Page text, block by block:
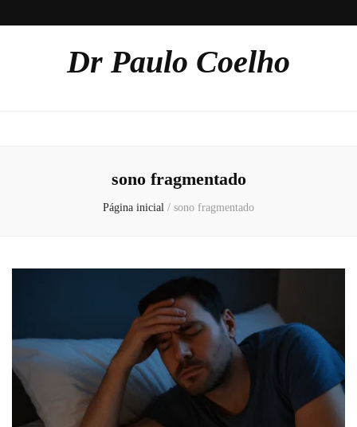
Dr Paulo Coelho
sono fragmentado
Página inicial / sono fragmentado